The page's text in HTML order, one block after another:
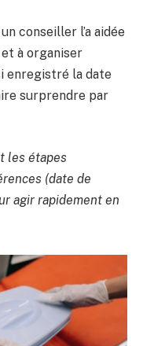
conseiller l’a aidée
à organiser
enregistré la date
surprendre par
les étapes
(date de
agir rapidement en